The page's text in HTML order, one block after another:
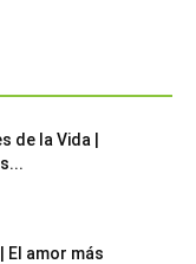
de la Vida |
El amor más